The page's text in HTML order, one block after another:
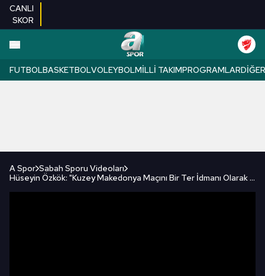
CANLI
SKOR
FUTBOLBASKETBOLVOLEYBOLMILLI TAKIMPROGRAMLARDIĞER
A Spor Sabah Sporu Videoları
Hüseyin Özkök: "Kuzey Makedonya Maçını Bir Ter İdmanı Olarak Gördüm" (Türkiye 4-0 Kuzey Makedonya)